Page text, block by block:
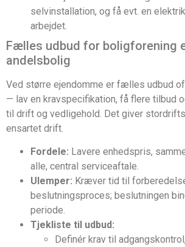
selvinstallation, og få evt. en
arbejdet.
Fælles udbud for boligforening
andelsbolig
Ved større ejendomme er fælles udbud
— lav en kravspecifikation, få flere tilbud
til drift og vedligehold. Det giver
ensartet drift.
Fordele: Lavere enhedspris,
alle, central serviceaftale.
Ulemper: Kræver tid til
beslutningsproces; beslutningen
periode.
Tjekliste til udbud:
Definér krav til